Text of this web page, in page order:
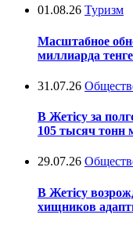
01.08.26 Туризм
Масштабное
миллиарда
31.07.26
В Жетісу за
105 тысяч тонн
29.07.26
В Жетісу
хищников